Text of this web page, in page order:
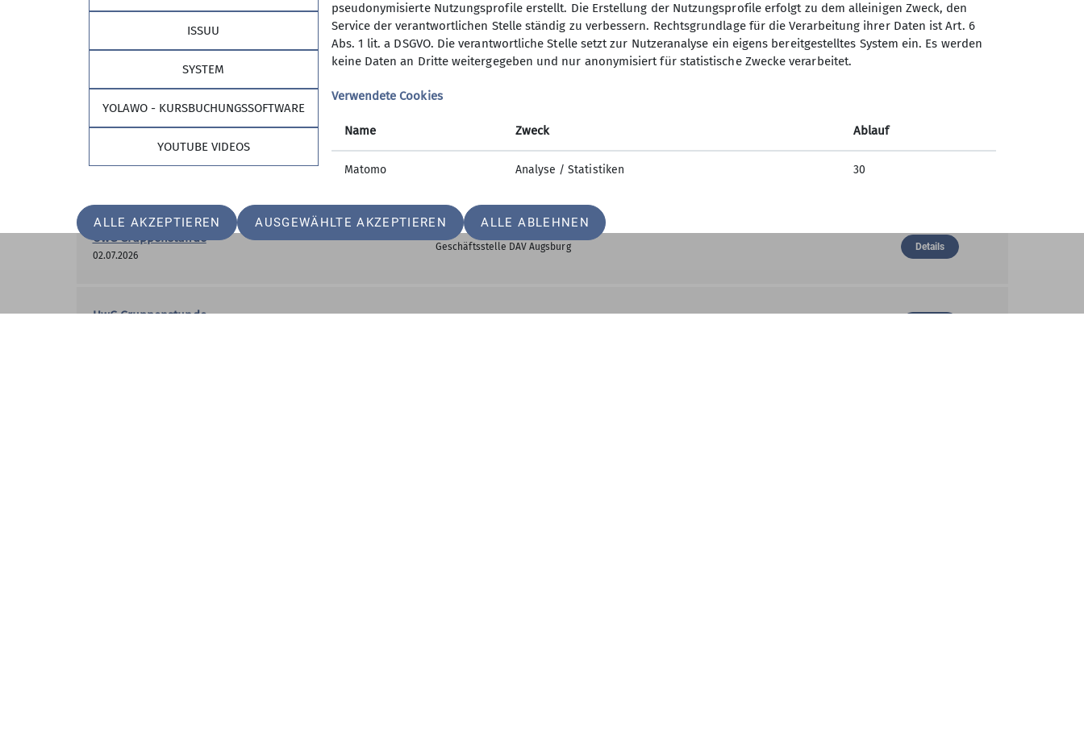
Geschäftsstelle DAV Augsburg Details
Geschäftsstelle DAV Augsburg
Geschäftsstelle DAV Augsburg
UwG Gruppenstunde
02.07.2026
Geschäftsstelle DAV Augsburg Details
UwG Gruppenstunde
ISSUU
SYSTEM
YOLAWO - KURSBUCHUNGSSOFTWARE
YOUTUBE VIDEOS
pseudonymisierte Nutzungsprofile erstellt. Die Erstellung der Nutzungsprofile erfolgt zu dem alleinigen Zweck, den
Service der verantwortlichen Stelle ständig zu verbessern. Rechtsgrundlage für die Verarbeitung ihrer Daten ist Art. 6
Abs. 1 lit. a DSGVO. Die verantwortliche Stelle setzt zur Nutzeranalyse ein eigens bereitgestelltes System ein. Es werden
keine Daten an Dritte weitergegeben und nur anonymisiert für statistische Zwecke verarbeitet.
Verwendete Cookies
Name Zweck Ablauf
Matomo Analyse / Statistiken 30
ALLE AKZEPTIEREN AUSGEWÄHLTE AKZEPTIEREN ALLE ABLEHNEN